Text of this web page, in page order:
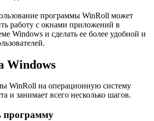
программы WinRoll может
работу с окнами приложений в
Windows и сделать ее более удобной и
Windows
WinRoll на операционную систему
и занимает всего несколько шагов.